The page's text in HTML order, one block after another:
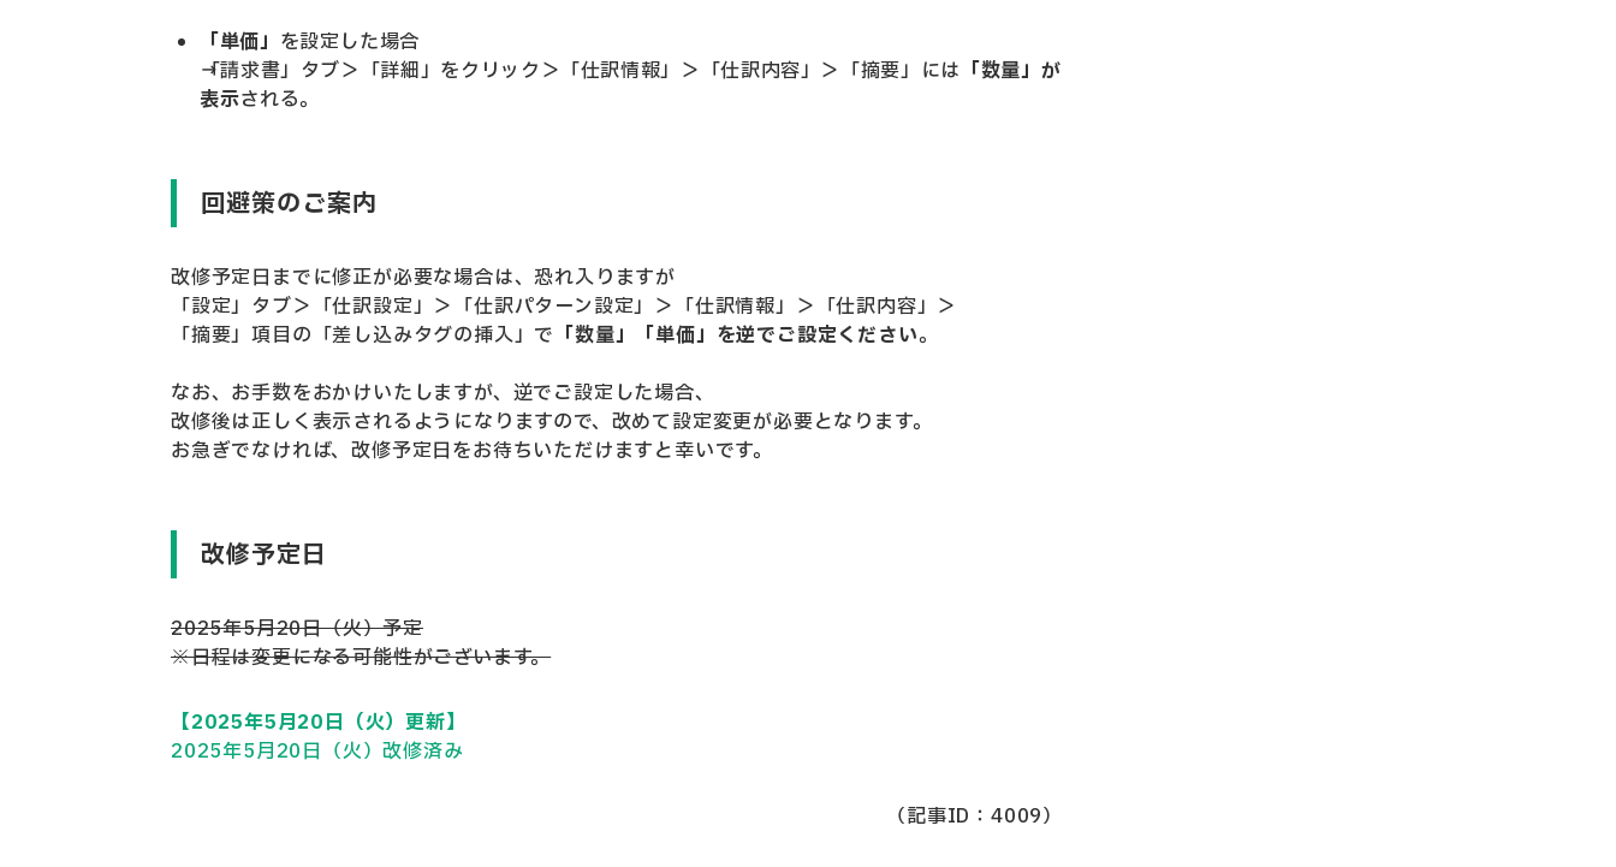
「単価」 を設定した場合
→「請求書」タブ＞「詳細」をクリック＞「仕訳情報」＞「仕訳内容」＞「摘要」には 「数量」が
表示される。
回避策のご案内
改修予定日までに修正が必要な場合は、恐れ入りますが
「設定」タブ＞「仕訳設定」＞「仕訳パターン設定」＞「仕訳情報」＞「仕訳内容」＞
「摘要」項目の「差し込みタグの挿入」で 「数量」「単価」を逆でご設定ください。
なお、お手数をおかけいたしますが、逆でご設定した場合、
改修後は正しく表示されるようになりますので、改めて設定変更が必要となります。
お急ぎでなければ、改修予定日をお待ちいただけますと幸いです。
改修予定日
2025年5月20日（火）予定
※日程は変更になる可能性がございます。
【2025年5月20日 （火）更新】
2025年5月20日（火）改修済み
（記事ID：4009）